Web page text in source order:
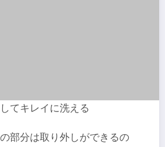
てキレイに洗える
部分は取り外しができるの